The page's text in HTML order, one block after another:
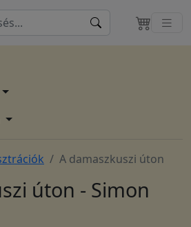
A damaszkuszi úton
úton - Simon